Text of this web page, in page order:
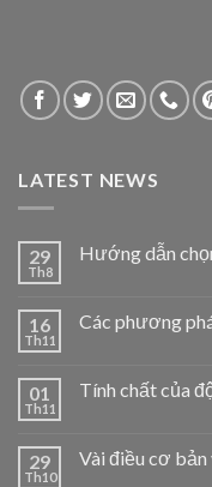
LATEST NEWS
29
Th8
Hướng dẫn
16
Th11
Các phương
01
Th11
Tính chất của
29
Th10
Vài điều cơ